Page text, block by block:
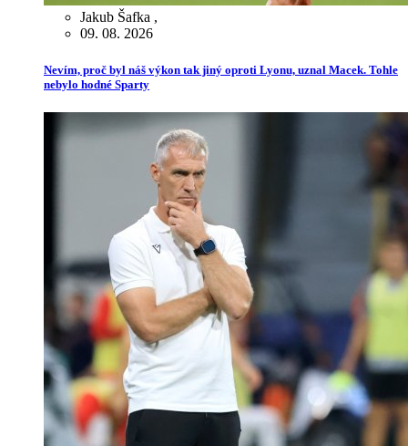
Jakub Šafka ,
09. 08. 2026
Nevím, proč byl náš výkon tak jiný oproti Lyonu, uznal Macek. Tohle
nebylo hodné Sparty